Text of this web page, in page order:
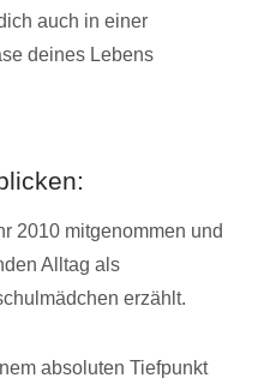
auch in einer
deines Lebens
2010 mitgenommen und
Alltag als
erzählt.
absoluten Tiefpunkt